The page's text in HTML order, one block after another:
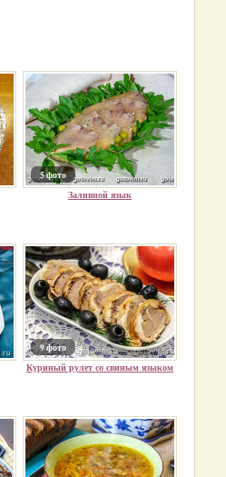
5 фото
Заливной язык
9 фото
Куриный рулет со свиным языком